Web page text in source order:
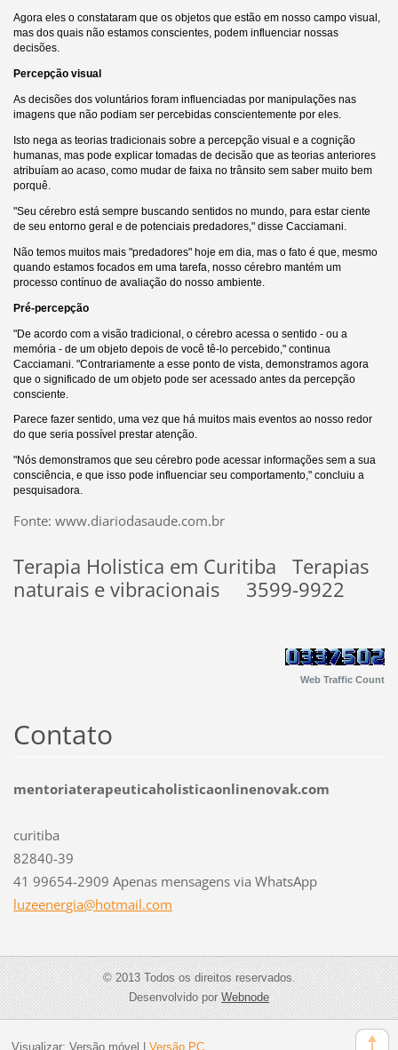
Agora eles o constataram que os objetos que estão em nosso campo visual,
mas dos quais não estamos conscientes, podem influenciar nossas
decisões.
Percepção visual
As decisões dos voluntários foram influenciadas por manipulações nas
imagens que não podiam ser percebidas conscientemente por eles.
Isto nega as teorias tradicionais sobre a percepção visual e a cognição
humanas, mas pode explicar tomadas de decisão que as teorias anteriores
atribuíam ao acaso, como mudar de faixa no trânsito sem saber muito bem
porquê.
"Seu cérebro está sempre buscando sentidos no mundo, para estar ciente
de seu entorno geral e de potenciais predadores," disse Cacciamani.
Não temos muitos mais "predadores" hoje em dia, mas o fato é que, mesmo
quando estamos focados em uma tarefa, nosso cérebro mantém um
processo contínuo de avaliação do nosso ambiente.
Pré-percepção
"De acordo com a visão tradicional, o cérebro acessa o sentido - ou a
memória - de um objeto depois de você tê-lo percebido," continua
Cacciamani. "Contrariamente a esse ponto de vista, demonstramos agora
que o significado de um objeto pode ser acessado antes da percepção
consciente.
Parece fazer sentido, uma vez que há muitos mais eventos ao nosso redor
do que seria possível prestar atenção.
"Nós demonstramos que seu cérebro pode acessar informações sem a sua
consciência, e que isso pode influenciar seu comportamento," concluiu a
pesquisadora.
Fonte: www.diariodasaude.com.br
Terapia Holistica em Curitiba Terapias
naturais e vibracionais 3599-9922
Web Traffic Count
Contato
mentoriaterapeuticaholisticaonlinenovak.com
curitiba
82840-39
41 99654-2909 Apenas mensagens via WhatsApp
luzeenergia@hotmail.com
© 2013 Todos os direitos reservados.
Desenvolvido porWebnode
Visualizar: Versão móvel | Versão PC